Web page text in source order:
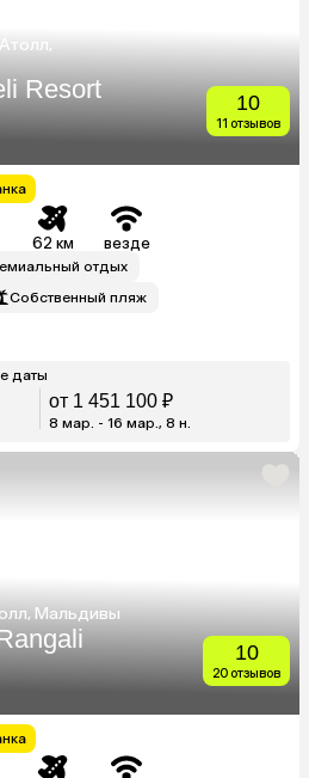
Resort
10
11 отзывов
62 км везде
отдых
Собственный пляж
даты
от 1 451 100 ₽
8 мар. - 16 мар., 8 н.
Мальдивы
10
20 отзывов